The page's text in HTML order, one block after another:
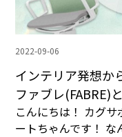
2022-09-06
インテリア発想か
ファブレ(FABRE)
こんにちは！ カグ
ートちゃんです！ な